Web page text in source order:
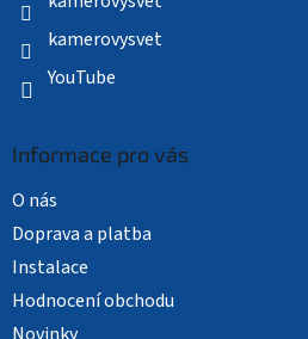
kamerovysvet
YouTube
Informace pro vás
O nás
Doprava a platba
Instalace
Hodnocení obchodu